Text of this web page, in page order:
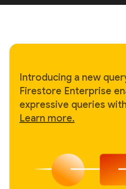
Introducing a new
Firestore Enterprise
expressive queries
Learn more.